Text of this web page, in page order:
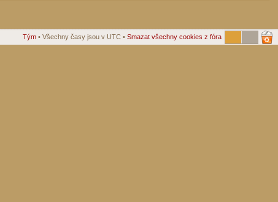
Tým • Všechny časy jsou v UTC • Smazat všechny cookies z fóra